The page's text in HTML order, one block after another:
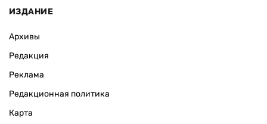
ИЗДАНИЕ
Архивы
Редакция
Реклама
Редакционная политика
Карта